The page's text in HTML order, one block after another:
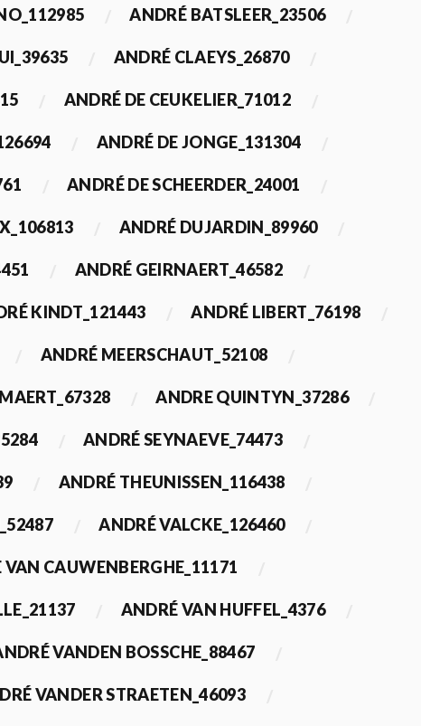
ANDRÉ BATSLEER_23506
ANDRÉ CLAEYS_26870
ANDRÉ DE CEUKELIER_71012
ANDRÉ DE JONGE_131304
ANDRÉ DE SCHEERDER_24001
ANDRÉ DUJARDIN_89960
ANDRÉ GEIRNAERT_46582
KINDT_121443 ANDRÉ LIBERT_76198
ANDRÉ MEERSCHAUT_52108
ANDRE QUINTYN_37286
ANDRÉ SEYNAEVE_74473
ANDRÉ THEUNISSEN_116438
ANDRÉ VALCKE_126460
VAN CAUWENBERGHE_11171
ANDRÉ VAN HUFFEL_4376
VANDEN BOSSCHE_88467
VANDER STRAETEN_46093